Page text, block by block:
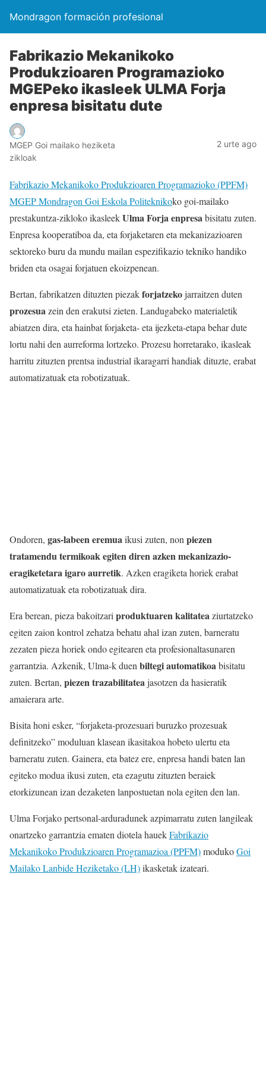
Mondragon formación profesional
Fabrikazio Mekanikoko
Produkzioaren Programazioko
MGEPeko ikasleek ULMA Forja
enpresa bisitatu dute
MGEP Goi mailako heziketa
zikloak
2 urte ago
Fabrikazio Mekanikoko Produkzioaren Programazioko (PPFM)
MGEP Mondragon Goi Eskola Politeknikoko goi-mailako
prestakuntza-zikloko ikasleekUlma Forja enpresabisitatu zuten.
Enpresa kooperatiboa da, eta forjaketaren eta mekanizazioaren
sektoreko buru da mundu mailan espezifikazio tekniko handiko
briden eta osagai forjatuen ekoizpenean.
Bertan, fabrikatzen dituzten piezakforjatzekojarraitzen duten
prozesuazein den erakutsi zieten. Landugabeko materialetik
abiatzen dira, eta hainbat forjaketa- eta ijezketa-etapa behar dute
lortu nahi den aurreforma lortzeko. Prozesu horretarako, ikasleak
harritu zituzten prentsa industrial ikaragarri handiak dituzte, erabat
automatizatuak eta robotizatuak.
Ondoren, gas-labeen eremuaikusi zuten, non piezen
tratamendu termikoak egiten diren azken mekanizazio-
eragiketetara igaro aurretik. Azken eragiketa horiek erabat
automatizatuak eta robotizatuak dira.
Era berean, pieza bakoitzari produktuaren kalitateaziurtatzeko
egiten zaion kontrol zehatza behatu ahal izan zuten, barneratu
zezaten pieza horiek ondo egitearen eta profesionaltasunaren
garrantzia. Azkenik, Ulma-k duen biltegi automatikoabisitatu
zuten. Bertan, piezen trazabilitateajasotzen da hasieratik
amaierara arte.
Bisita honi esker, “forjaketa-prozesuari buruzko prozesuak
definitzeko” moduluan klasean ikasitakoa hobeto ulertu eta
barneratu zuten. Gainera, eta batez ere, enpresa handi baten lan
egiteko modua ikusi zuten, eta ezagutu zituzten beraiek
etorkizunean izan dezaketen lanpostuetan nola egiten den lan.
Ulma Forjako pertsonal-arduradunek azpimarratu zuten langileak
onartzeko garrantzia ematen diotela hauekFabrikazio
Mekanikoko Produkzioaren Programazioa (PPFM)modukoGoi
Mailako Lanbide Heziketako (LH)ikasketak izateari.